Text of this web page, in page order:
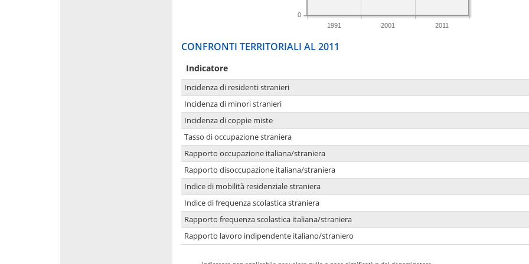
1991 2001 2011
0
CONFRONTI TERRITORIALI AL 2011
Indicatore
Incidenza di residenti stranieri
Incidenza di minori stranieri
Incidenza di coppie miste
Tasso di occupazione straniera
Rapporto occupazione italiana/straniera
Rapporto disoccupazione italiana/straniera
Indice di mobilità residenziale straniera
Indice di frequenza scolastica straniera
Rapporto frequenza scolastica italiana/straniera
Rapporto lavoro indipendente italiano/straniero